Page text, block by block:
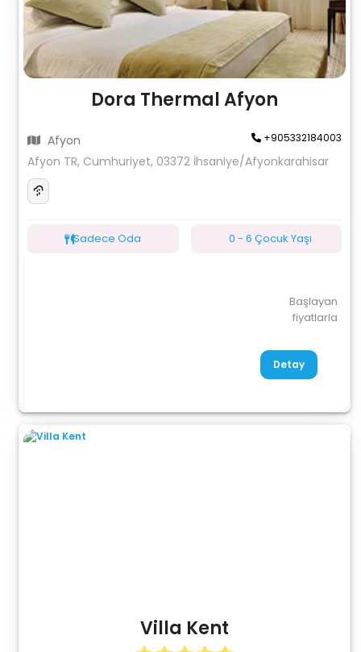
Dora Thermal Afyon
Afyon +905332184003
Afyon TR, Cumhuriyet, 03372 İhsaniye/Afyonkarahisar
Sadece Oda 0 - 6 Çocuk Yaşı
Başlayan
fiyatlarla
Detay
Villa Kent